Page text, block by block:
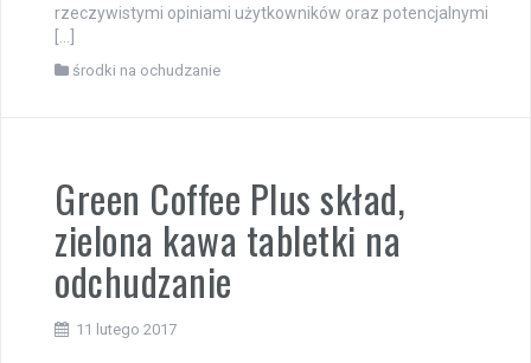
rzeczywistymi opiniami użytkowników oraz potencjalnymi
środki na ochudzanie
Green Coffee Plus skład,
zielona kawa tabletki na
odchudzanie
11 lutego 2017